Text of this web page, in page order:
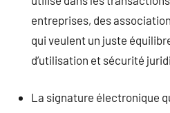
entreprises, des
qui veulent un juste
d’utilisation et sécurité
La signature électronique